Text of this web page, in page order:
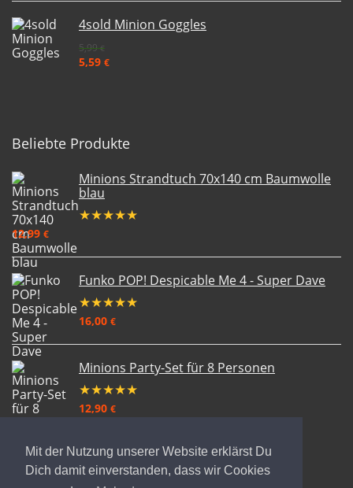
Mit der Nutzung unserer Website erklärst Du
Dich damit einverstanden, dass wir Cookies
4sold Minion Goggles
5,99€
5,59 €
Beliebte Produkte
Minions Strandtuch 70x140 cm Baumwolle
blau
★★★★★
12,99 €
Funko POP! Despicable Me 4 - Super Dave
★★★★★
16,00 €
Minions Party-Set für 8 Personen
★★★★★
12,90 €